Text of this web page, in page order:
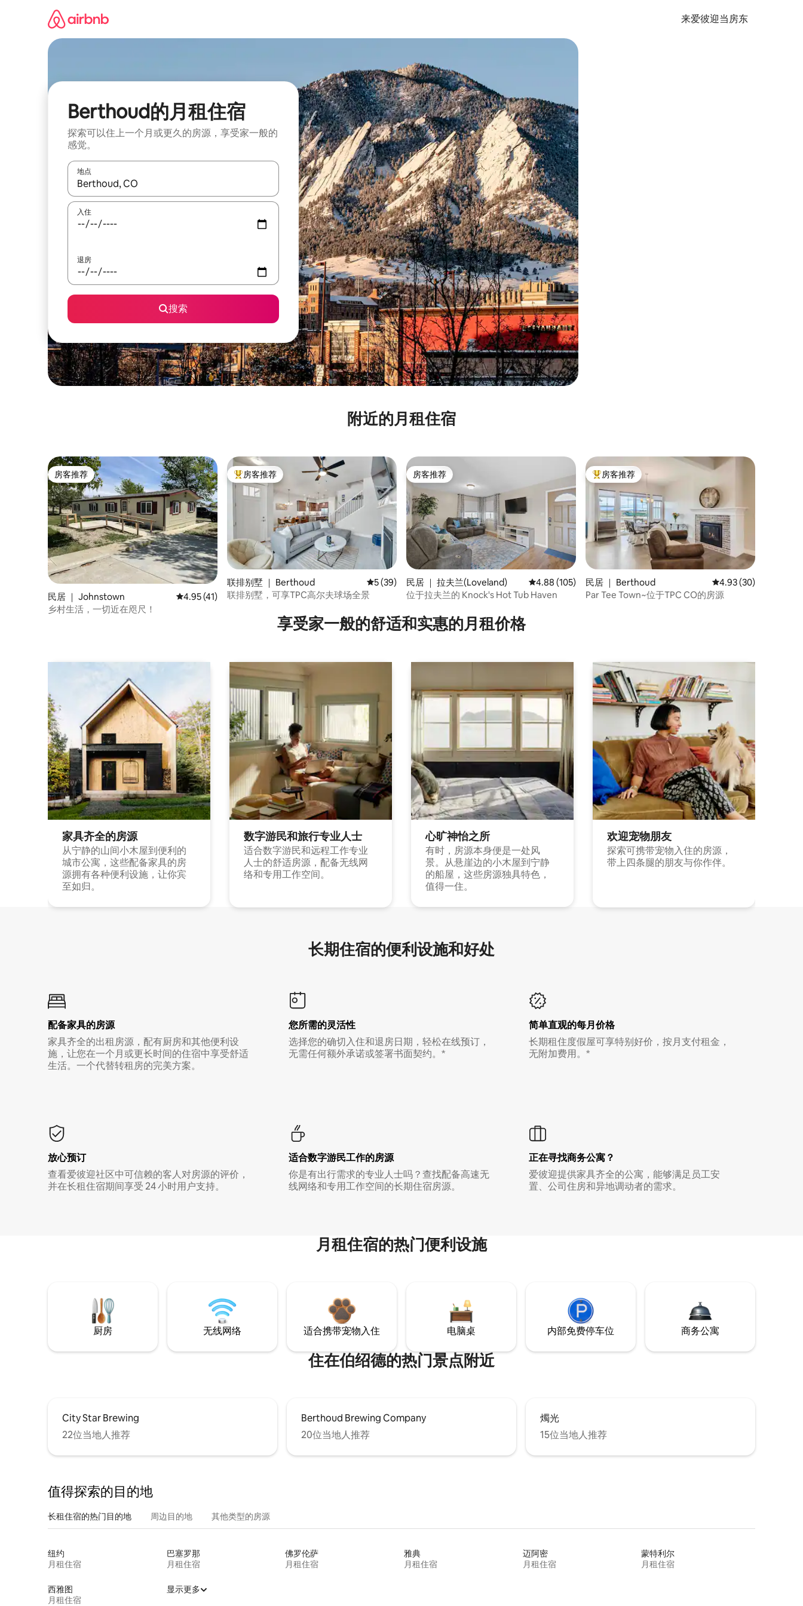
来爱彼迎当房东
Berthoud的月租住宿
探索可以住上一个月或更久的房源，享受家一般的
感觉。
地点
如有搜索结果，请使用上下方向键查看，或通过点击或滑动手势浏览。
入住
退房
搜索
附近的月租住宿
房客推荐
房客推荐
民居 ｜ Johnstown 平均评分 4.95 分（满分 5 分），共 41 条评价
4.95 (41)
乡村生活，一切近在咫尺！
热门「房客推荐」
房客推荐
联排别墅 ｜ Berthoud 平均评分 5 分（满分 5 分），共 39 条评价
5 (39)
联排别墅，可享TPC高尔夫球场全景
房客推荐
房客推荐
民居 ｜ 拉夫兰(Loveland) 平均评分 4.88 分（满分 5 分），共 105 条评价
4.88 (105)
位于拉夫兰的 Knock's Hot Tub Haven
热门「房客推荐」
房客推荐
民居 ｜ Berthoud 平均评分 4.93 分（满
4.93 (30)
Par Tee Town~位于TPC CO的房源
享受家一般的舒适和实惠的月租价格
家具齐全的房源
从宁静的山间小木屋到便利的
城市公寓，这些配备家具的房
源拥有各种便利设施，让你宾
至如归。
数字游民和旅行专业人士
适合数字游民和远程工作专业
人士的舒适房源，配备无线网
络和专用工作空间。
心旷神怡之所
有时，房源本身便是一处风
景。从悬崖边的小木屋到宁静
的船屋，这些房源独具特色，
值得一住。
欢迎宠物朋友
探索可携带宠物入住的房源，
带上四条腿的朋友与你作伴。
长期住宿的便利设施和好处
配备家具的房源
家具齐全的出租房源，配有厨房和其他便利设
施，让您在一个月或更长时间的住宿中享受舒适
生活。一个代替转租房的完美方案。
您所需的灵活性
选择您的确切入住和退房日期，轻松在线预订，
无需任何额外承诺或签署书面契约。*
简单直观的每月价格
长期租住度假屋可享特别好价，按月支付租金，
无附加费用。*
放心预订
查看爱彼迎社区中可信赖的客人对房源的评价，
并在长租住宿期间享受 24 小时用户支持。
适合数字游民工作的房源
你是有出行需求的专业人士吗？查找配备高速无
线网络和专用工作空间的长期住宿房源。
正在寻找商务公寓？
爱彼迎提供家具齐全的公寓，能够满足员工安
置、公司住房和异地调动者的需求。
月租住宿的热门便利设施
厨房 无线网络 适合携带宠物入住 电脑桌 内部免费停车位 商务公寓
住在伯绍德的热门景点附近
City Star Brewing
22位当地人推荐
Berthoud Brewing Company
20位当地人推荐
燭光
15位当地人推荐
值得探索的目的地
长租住宿的热门目的地 周边目的地 其他类型的房源
纽约
月租住宿
巴塞罗那
月租住宿
佛罗伦萨
月租住宿
雅典
月租住宿
迈阿密
月租住宿
蒙特利尔
月租住宿
西雅图
月租住宿
显示更多